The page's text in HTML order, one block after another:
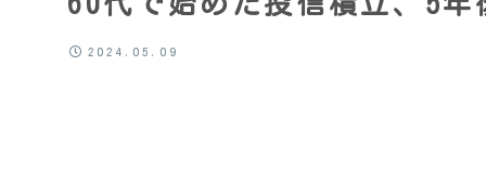
2024.05.09